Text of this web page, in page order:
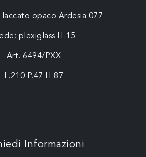
opaco Ardesia 077
plexiglass H.15
Art. 6494/PXX
L.210 P.47 H.87
Informazioni